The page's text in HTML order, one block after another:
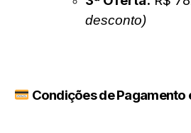
desconto)
Condições de Pagamento